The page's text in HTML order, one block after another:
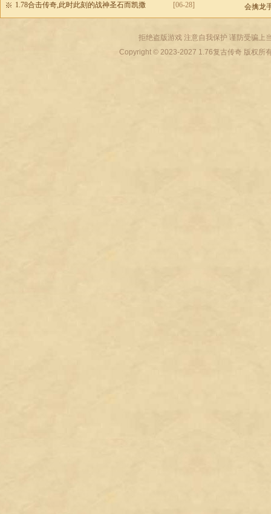
[06-28]
1.78合击传奇,此时此刻的战神圣石而凯撒 会擒龙
拒绝盗版游戏 注意自我保护 谨防受骗上
Copyright © 2023-2027 1.76复古传奇版权所